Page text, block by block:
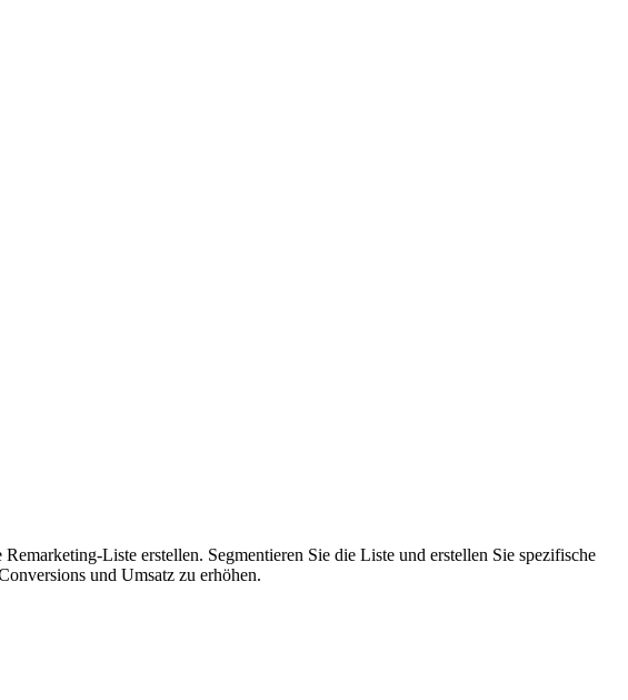
Liste erstellen. Segmentieren Sie die Liste und erstellen Sie spezifische
und Umsatz zu erhöhen.